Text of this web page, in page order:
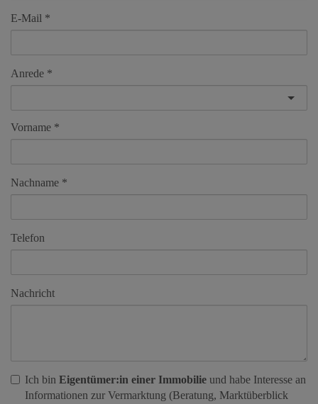
E-Mail
Anrede
Vorname
Nachname
Telefon
Nachricht
Ich bin Eigentümer:in einer Immobilie und habe Interesse an
Informationen zur Vermarktung (Beratung, Marktüberblick